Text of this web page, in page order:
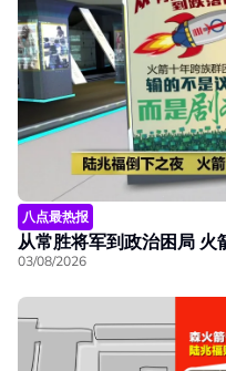
八点最热报
从常胜将军到政治困局 火
03/08/2026